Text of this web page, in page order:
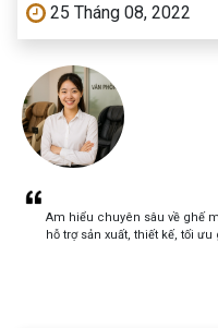
25 Tháng 08, 2022
Am hiểu chuyên sâu về ghế
hỗ trợ sản xuất, thiết kế, tối